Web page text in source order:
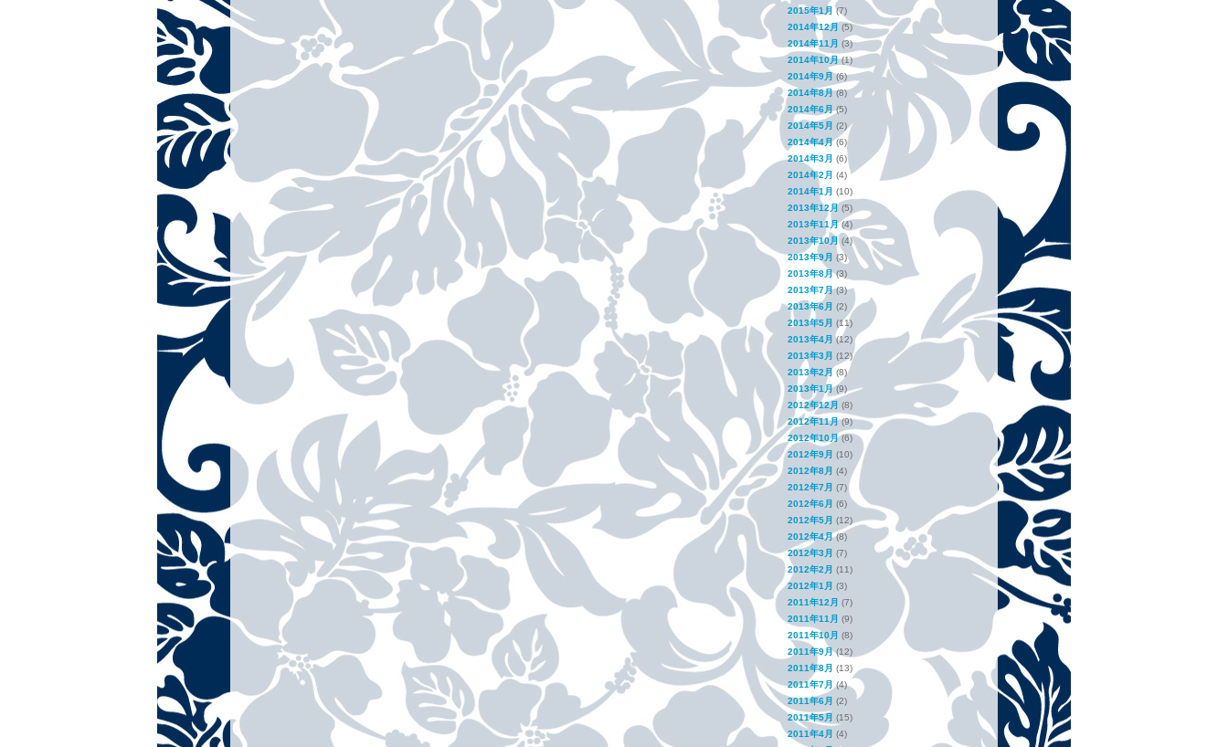
2015年1月 (7)
2014年12月 (5)
2014年11月 (3)
2014年10月(1)
2014年9月 (6)
2014年8月(8)
2014年6月 (5)
2014年5月 (2)
2014年4月(6)
2014年3月 (6)
2014年2月 (4)
2014年1月 (10)
2013年12月 (5)
2013年11月(4)
2013年10月 (4)
2013年9月 (3)
2013年8月(3)
2013年7月(3)
2013年6月 (2)
2013年5月 (11)
2013年4月 (12)
2013年3月 (12)
2013年2月 (8)
2013年1月(9)
2012年12月 (8)
2012年11月(9)
2012年10月(6)
2012年9月 (10)
2012年8月 (4)
2012年7月 (7)
2012年6月 (6)
2012年5月 (12)
2012年4月(8)
2012年3月 (7)
2012年2月 (11)
2012年1月 (3)
2011年12月 (7)
2011年11月 (9)
2011年10月 (8)
2011年9月(12)
2011年8月 (13)
2011年7月 (4)
2011年6月 (2)
2011年5月 (15)
2011年4月 (4)